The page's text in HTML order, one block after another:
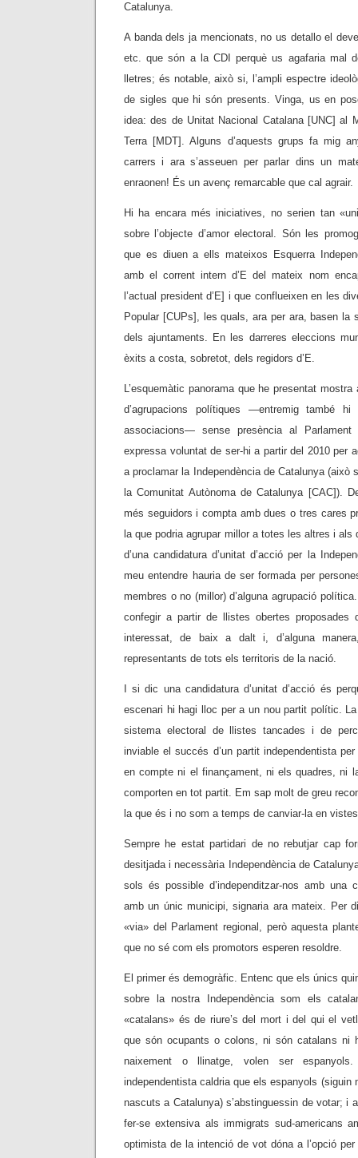
Catalunya.
A banda dels ja mencionats, no us detallo el
etc. que són a la CDI perquè us agafaria mal
lletres; és notable, això si, l’ampli espectre
de sigles que hi són presents. Vinga, us en
idea: des de Unitat Nacional Catalana [UNC] al
Terra [MDT]. Alguns d’aquests grups fa mig
carrers i ara s’asseuen per parlar dins un
enraonen! És un avenç remarcable que cal agrair.
Hi ha encara més iniciatives, no serien tan
sobre l’objecte d’amor electoral. Són les
que es diuen a ells mateixos Esquerra
amb el corrent intern d’E del mateix nom
l’actual president d’E] i que conflueixen en les
Popular [CUPs], les quals, ara per ara, basen la
dels ajuntaments. En les darreres eleccions
èxits a costa, sobretot, dels regidors d’E.
L’esquemàtic panorama que he presentat
d’agrupacions polítiques —entremig també
associacions— sense presència al Parlament
expressa voluntat de ser-hi a partir del 2010 per
a proclamar la Independència de Catalunya (això
la Comunitat Autònoma de Catalunya [CAC]).
més seguidors i compta amb dues o tres cares
la que podria agrupar millor a totes les altres i
d’una candidatura d’unitat d’acció per la
meu entendre hauria de ser formada per
membres o no (millor) d’alguna agrupació
confegir a partir de llistes obertes
interessat, de baix a dalt i, d’alguna
representants de tots els territoris de la nació.
I si dic una candidatura d’unitat d’acció és
escenari hi hagi lloc per a un nou partit polític.
sistema electoral de llistes tancades i de
inviable el succés d’un partit independentista
en compte ni el finançament, ni els quadres, ni
comporten en tot partit. Em sap molt de greu
la que és i no som a temps de canviar-la en
Sempre he estat partidari de no rebutjar cap
desitjada i necessària Independència de
sols és possible d’independitzar-nos amb una
amb un únic municipi, signaria ara mateix. Per
«via» del Parlament regional, però aquesta
que no sé com els promotors esperen resoldre.
El primer és demogràfic. Entenc que els únics
sobre la nostra Independència som els
«catalans» és de riure’s del mort i del qui el
que són ocupants o colons, ni són catalans ni
naixement o llinatge, volen ser espanyols.
independentista caldria que els espanyols (siguin
nascuts a Catalunya) s’abstinguessin de votar; i
fer-se extensiva als immigrats sud-americans
optimista de la intenció de vot dóna a l’opció